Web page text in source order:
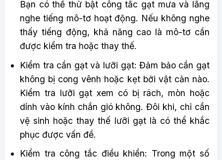
Bạn có thể thử bật công tắc gạt mưa và lắng
nghe tiếng mô-tơ hoạt động. Nếu không nghe
thấy tiếng động, khả năng cao là mô-tơ cần
được kiểm tra hoặc thay thế.
Kiểm tra cần gạt và lưỡi gạt: Đảm bảo cần gạt
không bị cong vênh hoặc kẹt bởi vật cản nào.
Kiểm tra lưỡi gạt xem có bị rách, mòn hoặc
dính vào kính chắn gió không. Đôi khi, chỉ cần
vệ sinh hoặc thay thế lưỡi gạt là có thể khắc
phục được vấn đề.
Kiểm tra công tắc điều khiển: Trong một số